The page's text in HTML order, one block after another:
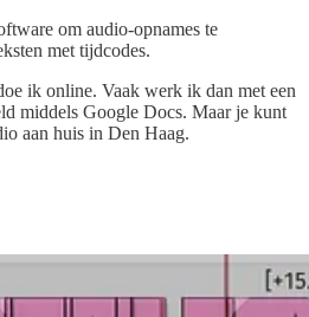
om audio-opnames te
met tijdcodes.
ik online. Vaak werk ik dan met een
middels Google Docs. Maar je kunt
aan huis in Den Haag.